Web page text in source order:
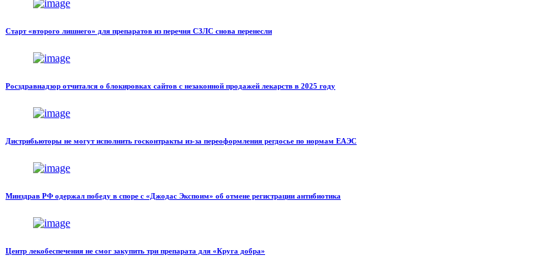
Старт «второго лишнего» для препаратов из перечня СЗЛС снова перенесли
Росздравнадзор отчитался о блокировках сайтов с незаконной продажей лекарств в 2025 году
Дистрибьюторы не могут исполнить госконтракты из-за переоформления регдосье по нормам ЕАЭС
Минздрав РФ одержал победу в споре с «Джодас Экспоим» об отмене регистрации антибиотика
Центр лекобеспечения не смог закупить три препарата для «Круга добра»